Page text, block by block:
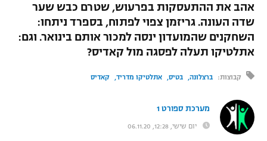
לוח שידורים
"מעל הליגה" – פודקאסט
הפועל חיפה
הפועל באר שבע
מכבי נתניה
בני יהודה
ליגה טורקית
ליגה סינית
ג'ודו
אגרוף
ספורט אולימפי
UFC
היאבקות WWE
אהב את ההתעסקות בפרעוש, שטרם כבש שער
שדה העונה. גריזמן צפוי לפתוח, בספרד ניתחו:
השחקנים שהמועדון ינסה למכור אותם בינואר. וגם:
אתלטיקו תעלה לפסגה מול קאדיס?
קבוצות: ברצלונה בטיס אתלטיקו מדריד קאדיס
מערכת ספורט 1
יום שישי, 12:28, 06.11.20